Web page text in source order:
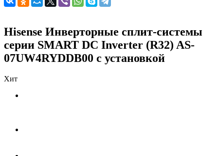
Hisense Инверторные сплит-системы
серии SMART DC Inverter (R32) AS-
07UW4RYDDB00 с установкой
Хит